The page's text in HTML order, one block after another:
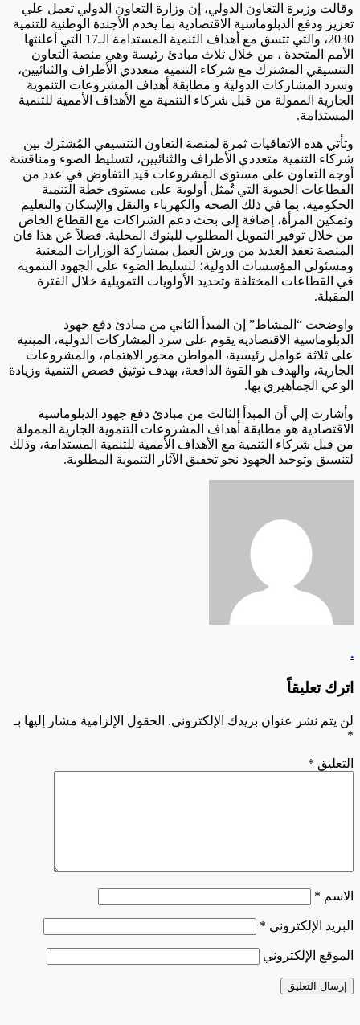
وقالت وزيرة التعاون الدولي، إن وزارة التعاون الدولي تعمل علي
تعزيز ودفع الدبلوماسية الاقتصادية بما يخدم الأجندة الوطنية للتنمية
2030، والتي تتسق مع أهداف التنمية المستدامة الـ17 التي أعلنتها
الأمم المتحدة ، من خلال ثلاث مبادئ رئيسة وهي منصة التعاون
التنسيقي المشترك مع شركاء التنمية متعددي الأطراف والثنائيين،
وسرد المشاركات الدولية و مطابقة أهداف المشروعات التنموية
الجارية الممولة من قبل شركاء التنمية مع الأهداف الأممية للتنمية
المستدامة.
وتأتي هذه الاتفاقيات ثمرة لمنصة التعاون التنسيقي المُشترك بين
شركاء التنمية متعددي الأطراف والثنائيين، لتسليط الضوء ومناقشة
أوجه التعاون على مستوى المشروعات قيد التفاوض في عدد من
القطاعات الحيوية التي تُمثل أولوية على مستوى خطة التنمية
الحكومية، بما في ذلك الصحة والكهرباء والنقل والإسكان والتعليم
وتمكين المرأة، إضافة إلى بحث دعم الشراكات مع القطاع الخاص
من خلال توفير التمويل المطلوب للبنوك المحلية. فضلاً عن هذا فان
المنصة تعقد العديد من ورش العمل بمشاركة الوزارات المعنية
ومسئولي المؤسسات الدولية؛ لتسليط الضوء على الجهود التنموية
في القطاعات المختلفة وتحديد الأولويات التمويلية خلال الفترة
المقبلة.
واوضحت “المشاط” إن المبدأ الثاني من مبادئ دفع جهود
الدبلوماسية الاقتصادية يقوم على سرد المشاركات الدولية، المبنية
على ثلاثة عوامل رئيسية، المواطن محور الاهتمام، والمشروعات
الجارية، والهدف هو القوة الدافعة، بهدف توثيق قصص التنمية وزيادة
الوعي الجماهيري بها.
وأشارت إلي أن المبدأ الثالث من مبادئ دفع جهود الدبلوماسية
الاقتصادية هو مطابقة أهداف المشروعات التنموية الجارية الممولة
من قبل شركاء التنمية مع الأهداف الأممية للتنمية المستدامة، وذلك
لتنسيق وتوحيد الجهود نحو تحقيق الآثار التنموية المطلوبة.
.
اترك تعليقاً
لن يتم نشر عنوان بريدك الإلكتروني. الحقول الإلزامية مشار إليها بـ
*
التعليق *
الاسم *
البريد الإلكتروني *
الموقع الإلكتروني